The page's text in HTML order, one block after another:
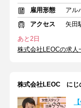
雇用形態
アル
アクセス
矢田
あと2日
株式会社LEOCの求人
株式会社LEOC にじ